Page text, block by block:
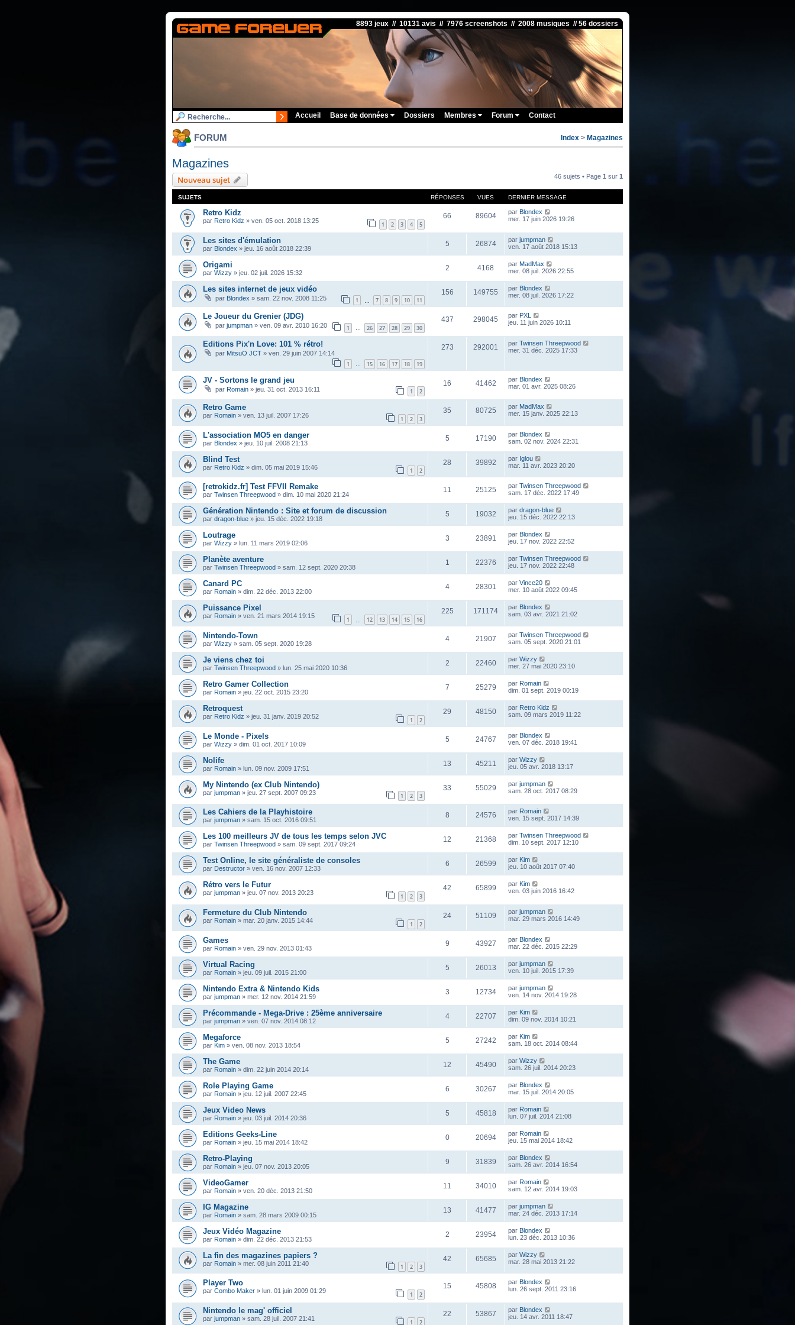
8893 jeux // 10131 avis // 7976 screenshots // 2008 musiques // 56 dossiers
Accueil Base de données Dossiers Membres Forum Contact
FORUM Index > Magazines
Magazines
Nouveau sujet 46 sujets • Page 1 sur 1
SUJETS RÉPONSES VUES DERNIER MESSAGE
Retro Kidz
par Retro Kidz » ven. 05 oct. 2018 13:25 1 2 3 4 5
66 89604 par Blondex
mer. 17 juin 2026 19:26
Les sites d'émulation
par Blondex » jeu. 16 août 2018 22:39
5 26874 par jumpman
ven. 17 août 2018 15:13
Origami
par Wizzy » jeu. 02 juil. 2026 15:32
2 4168 par MadMax
mer. 08 juil. 2026 22:55
Les sites internet de jeux vidéo
par Blondex » sam. 22 nov. 2008 11:25 1 7 8 9 10 11
156 149755 par Blondex
mer. 08 juil. 2026 17:22
Le Joueur du Grenier (JDG)
par jumpman » ven. 09 avr. 2010 16:20 1 … 26 27 28 29 30
437 298045 par PXL
jeu. 11 juin 2026 10:11
Editions Pix'n Love: 101 % rétro!
par MitsuO JCT » ven. 29 juin 2007 14:14
1 … 15 16 17 18 19
273 292001 par Twinsen Threepwood
mer. 31 déc. 2025 17:33
JV - Sortons le grand jeu
par Romain » jeu. 31 oct. 2013 16:11 1 2
16 41462 par Blondex
mar. 01 avr. 2025 08:26
Retro Game
par Romain » ven. 13 juil. 2007 17:26 1 2 3
35 80725 par MadMax
mer. 15 janv. 2025 22:13
L'association MO5 en danger
par Blondex » jeu. 10 juil. 2008 21:13
5 17190 par Blondex
sam. 02 nov. 2024 22:31
Blind Test
par Retro Kidz » dim. 05 mai 2019 15:46 1 2
28 39892 par Iglou
mar. 11 avr. 2023 20:20
[retrokidz.fr] Test FFVII Remake
par Twinsen Threepwood » dim. 10 mai 2020 21:24
11 25125 par Twinsen Threepwood
sam. 17 déc. 2022 17:49
Génération Nintendo : Site et forum de discussion
par dragon-blue » jeu. 15 déc. 2022 19:18
5 19032 par dragon-blue
jeu. 15 déc. 2022 22:13
Loutrage
par Wizzy » lun. 11 mars 2019 02:06
3 23891 par Blondex
jeu. 17 nov. 2022 22:52
Planète aventure
par Twinsen Threepwood » sam. 12 sept. 2020 20:38
1 22376 par Twinsen Threepwood
jeu. 17 nov. 2022 22:48
Canard PC
par Romain » dim. 22 déc. 2013 22:00
4 28301 par Vince20
mer. 10 août 2022 09:45
Puissance Pixel
par Romain » ven. 21 mars 2014 19:15 1 12 13 14 15 16
225 171174 par Blondex
sam. 03 avr. 2021 21:02
Nintendo-Town
par Wizzy » sam. 05 sept. 2020 19:28
4 21907 par Twinsen Threepwood
sam. 05 sept. 2020 21:01
Je viens chez toi
par Twinsen Threepwood » lun. 25 mai 2020 10:36
2 22460 par Wizzy
mer. 27 mai 2020 23:10
Retro Gamer Collection
par Romain » jeu. 22 oct. 2015 23:20
7 25279 par Romain
dim. 01 sept. 2019 00:19
Retroquest
par Retro Kidz » jeu. 31 janv. 2019 20:52 1 2
29 48150 par Retro Kidz
sam. 09 mars 2019 11:22
Le Monde - Pixels
par Wizzy » dim. 01 oct. 2017 10:09
5 24767 par Blondex
ven. 07 déc. 2018 19:41
Nolife
par Romain » lun. 09 nov. 2009 17:51
13 45211 par Wizzy
jeu. 05 avr. 2018 13:17
My Nintendo (ex Club Nintendo)
par jumpman » jeu. 27 sept. 2007 09:23 1 2 3
33 55029 par jumpman
sam. 28 oct. 2017 08:29
Les Cahiers de la Playhistoire
par jumpman » sam. 15 oct. 2016 09:51
8 24576 par Romain
ven. 15 sept. 2017 14:39
Les 100 meilleurs JV de tous les temps selon JVC
par Twinsen Threepwood » sam. 09 sept. 2017 09:24
12 21368 par Twinsen Threepwood
dim. 10 sept. 2017 12:10
Test Online, le site généraliste de consoles
par Destructor » ven. 16 nov. 2007 12:33
6 26599 par Kim
jeu. 10 août 2017 07:40
Rétro vers le Futur
par jumpman » jeu. 07 nov. 2013 20:23 1 2 3
42 65899 par Kim
ven. 03 juin 2016 16:42
Fermeture du Club Nintendo
par Romain » mar. 20 janv. 2015 14:44 1 2
24 51109 par jumpman
mar. 29 mars 2016 14:49
Games
par Romain » ven. 29 nov. 2013 01:43
9 43927 par Blondex
mar. 22 déc. 2015 22:29
Virtual Racing
par Romain » jeu. 09 juil. 2015 21:00
5 26013 par jumpman
ven. 10 juil. 2015 17:39
Nintendo Extra & Nintendo Kids
par jumpman » mer. 12 nov. 2014 21:59
3 12734 par jumpman
ven. 14 nov. 2014 19:28
Précommande - Mega-Drive : 25ème anniversaire
par jumpman » ven. 07 nov. 2014 08:12
4 22707 par Kim
dim. 09 nov. 2014 10:21
Megaforce
par Kim » ven. 08 nov. 2013 18:54
5 27242 par Kim
sam. 18 oct. 2014 08:44
The Game
par Romain » dim. 22 juin 2014 20:14
12 45490 par Wizzy
sam. 26 juil. 2014 20:23
Role Playing Game
par Romain » jeu. 12 juil. 2007 22:45
6 30267 par Blondex
mar. 15 juil. 2014 20:05
Jeux Video News
par Romain » jeu. 03 juil. 2014 20:36
5 45818 par Romain
lun. 07 juil. 2014 21:08
Editions Geeks-Line
par Romain » jeu. 15 mai 2014 18:42
0 20694 par Romain
jeu. 15 mai 2014 18:42
Retro-Playing
par Romain » jeu. 07 nov. 2013 20:05
9 31839 par Blondex
sam. 26 avr. 2014 16:54
VideoGamer
par Romain » ven. 20 déc. 2013 21:50
11 34010 par Romain
sam. 12 avr. 2014 19:03
IG Magazine
par Romain » sam. 28 mars 2009 00:15
13 41477 par jumpman
mar. 24 déc. 2013 17:14
Jeux Vidéo Magazine
par Romain » dim. 22 déc. 2013 21:53
2 23954 par Blondex
lun. 23 déc. 2013 10:36
La fin des magazines papiers ?
par Romain » mer. 08 juin 2011 21:40 1 2 3
42 65685 par Wizzy
mar. 28 mai 2013 21:22
Player Two
par Combo Maker » lun. 01 juin 2009 01:29 1 2
15 45808 par Blondex
lun. 26 sept. 2011 23:16
Nintendo le mag' officiel
par jumpman » sam. 28 juil. 2007 21:41 1 2
22 53867 par Blondex
jeu. 14 avr. 2011 18:47